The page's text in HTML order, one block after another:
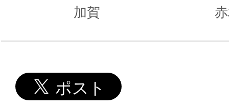
加賀